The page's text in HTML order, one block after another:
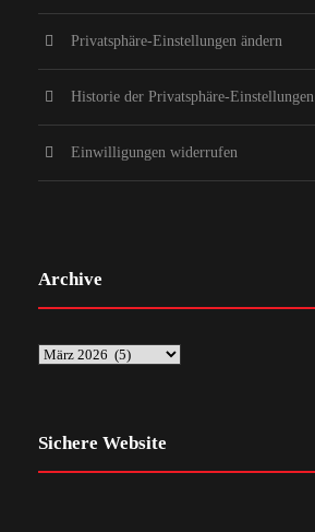
Privatsphäre-Einstellungen ändern
Historie der Privatsphäre-Einstellungen
Einwilligungen widerrufen
Archive
Sichere Website